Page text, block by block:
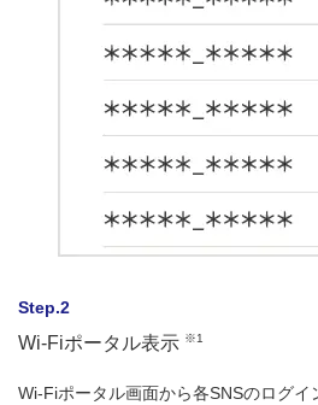
Step.2
Wi-Fiポータル表示 ※1
Wi-Fiポータル画面から各SNSのログイ